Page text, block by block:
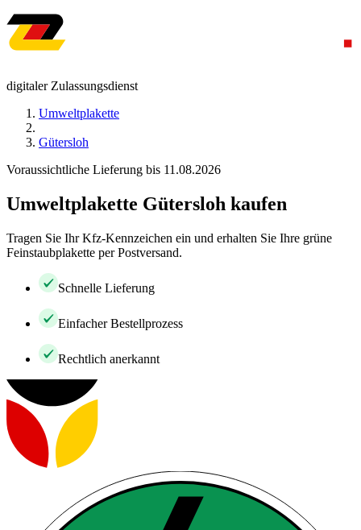
digitaler Zulassungsdienst
Umweltplakette
Gütersloh
Voraussichtliche Lieferung bis 11.08.2026
Umweltplakette Gütersloh kaufen
Tragen Sie Ihr Kfz-Kennzeichen ein und erhalten Sie Ihre grüne
Feinstaubplakette per Postversand.
Schnelle Lieferung
Einfacher Bestellprozess
Rechtlich anerkannt